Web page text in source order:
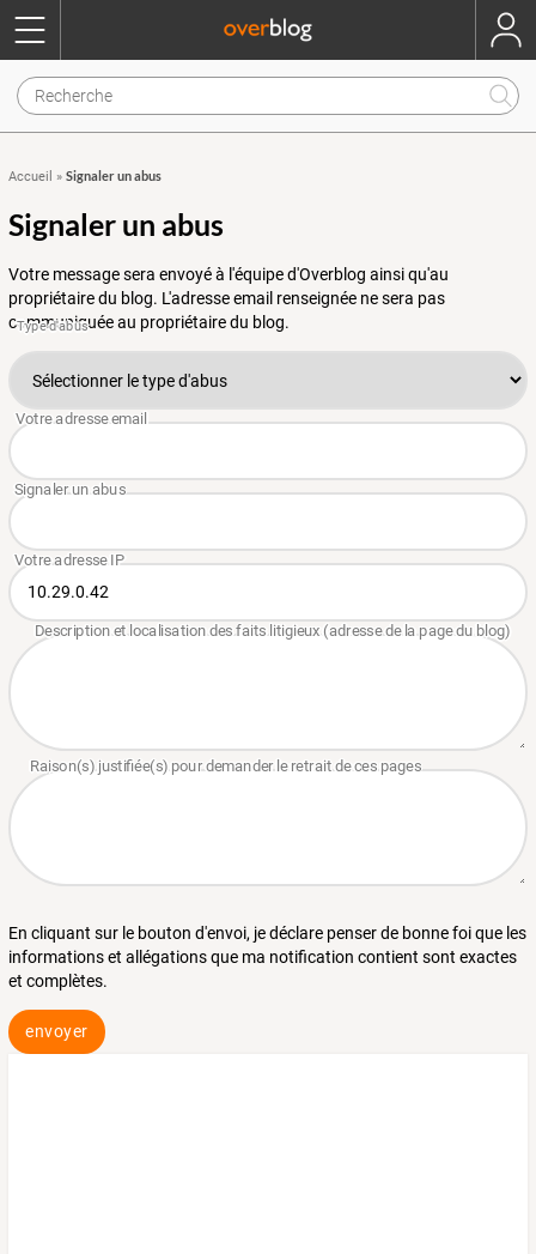
Accueil » Signaler un abus
Signaler un abus
Votre message sera envoyé à l'équipe d'Overblog ainsi qu'au
propriétaire du blog. L'adresse email renseignée ne sera pas
communiquée au propriétaire du blog.
En cliquant sur le bouton d'envoi, je déclare penser de bonne foi que les
informations et allégations que ma notification contient sont exactes
et complètes.
envoyer